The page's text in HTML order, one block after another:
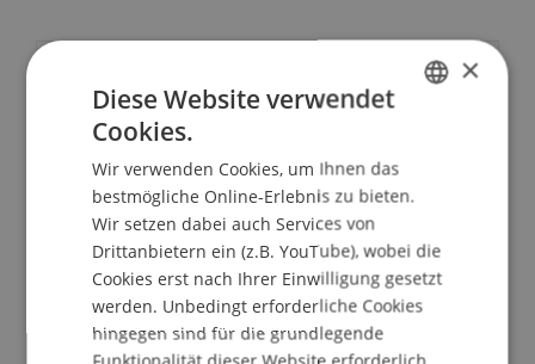
School/Professur:
Institut für Wirtschaftsinformatik
Während des Wintersemesters 2013/2014 haben
sich die Studierenden des Masterstudienganges
"IT and Business Process Management" im
×
Diese Website verwendet
Cookies.
Wir verwenden Cookies, um Ihnen das
bestmögliche Online-Erlebnis zu bieten.
Wir setzen dabei auch Services von
Drittanbietern ein (z.B. YouTube), wobei die
Cookies erst nach Ihrer Einwilligung gesetzt
werden. Unbedingt erforderliche Cookies
hingegen sind für die grundlegende